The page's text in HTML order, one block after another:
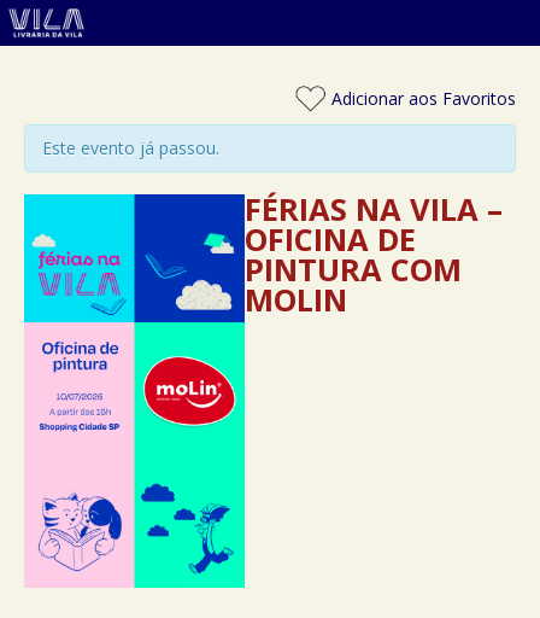
Adicionar aos Favoritos
Este evento já passou.
FÉRIAS NA VILA –
OFICINA DE
PINTURA COM
MOLIN